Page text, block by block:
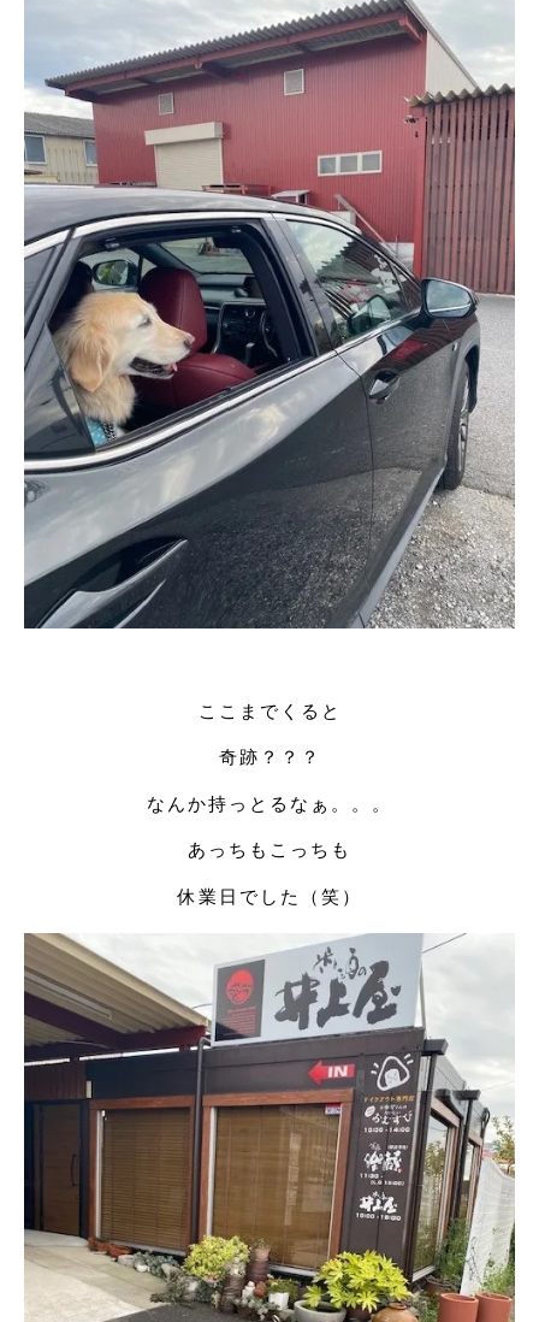
ここまでくると
奇跡？？？
なんか持っとるなぁ。。。
あっちもこっちも
休業日でした（笑）